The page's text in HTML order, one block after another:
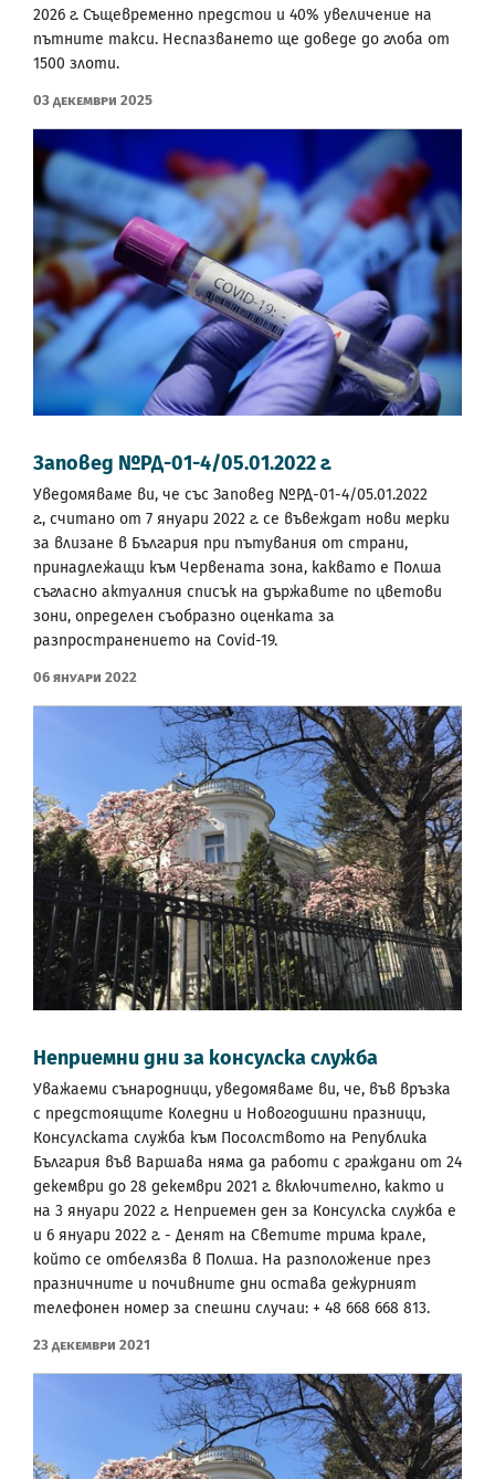
2026 г. Същевременно предстои и 40% увеличение на
пътните такси. Неспазването ще доведе до глоба от
1500 злоти.
03 Декември 2025
Заповед №РД-01-4/05.01.2022 г.
Уведомяваме ви, че със Заповед №РД-01-4/05.01.2022
г., считано от 7 януари 2022 г. се въвеждат нови мерки
за влизане в България при пътувания от страни,
принадлежащи към Червената зона, каквато е Полша
съгласно актуалния списък на държавите по цветови
зони, определен съобразно оценката за
разпространението на Covid-19.
06 Януари 2022
Неприемни дни за консулска служба
Уважаеми сънародници, уведомяваме ви, че, във връзка
с предстоящите Коледни и Новогодишни празници,
Консулската служба към Посолството на Република
България във Варшава няма да работи с граждани от 24
декември до 28 декември 2021 г. включително, както и
на 3 януари 2022 г. Неприемен ден за Консулска служба е
и 6 януари 2022 г. - Денят на Светите трима крале,
който се отбелязва в Полша. На разположение през
празничните и почивните дни остава дежурният
телефонен номер за спешни случаи: + 48 668 668 813.
23 Декември 2021